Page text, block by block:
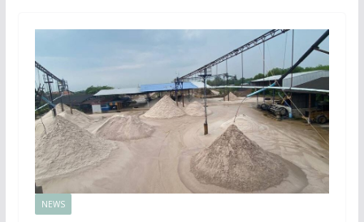
NEWS